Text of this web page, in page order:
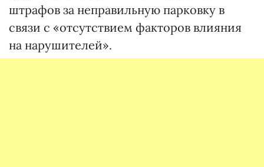
штрафов за неправильную парковку в
связи с «отсутствием факторов влияния
на нарушителей».